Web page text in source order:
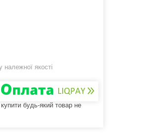
якості
будь-який товар не